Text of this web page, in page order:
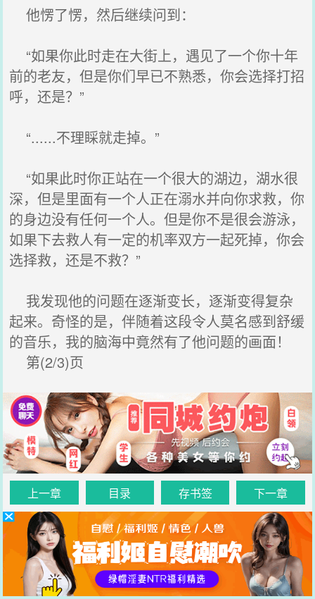
他愣了愣，然后继续问到：
“如果你此时走在大街上，遇见了一个你十年
前的老友，但是你们早已不熟悉，你会选择打招
呼，还是？”
“......不理睬就走掉。”
“如果此时你正站在一个很大的湖边，湖水很
深，但是里面有一个人正在溺水并向你求救，你
的身边没有任何一个人。但是你不是很会游泳，
如果下去救人有一定的机率双方一起死掉，你会
选择救，还是不救？”
我发现他的问题在逐渐变长，逐渐变得复杂
起来。奇怪的是，伴随着这段令人莫名感到舒缓
的音乐，我的脑海中竟然有了他问题的画面！
第(2/3)页
上一章 目录 存书签 下一章